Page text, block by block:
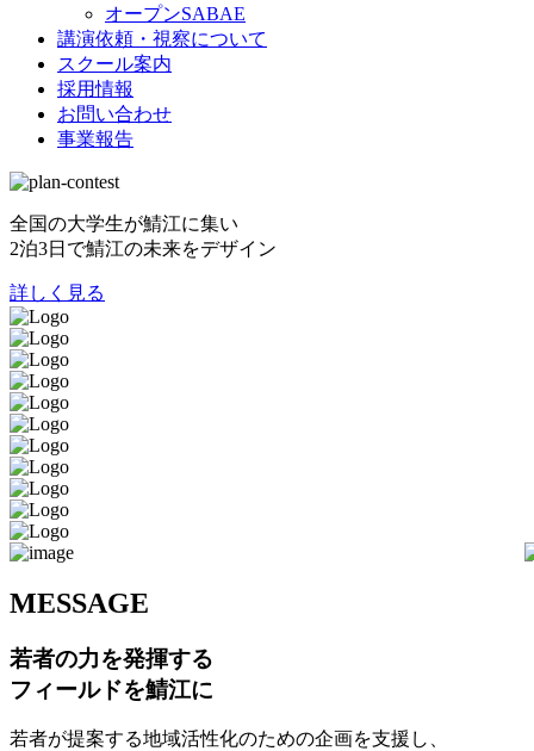
オープンSABAE
講演依頼・視察について
スクール案内
採用情報
お問い合わせ
事業報告
全国の大学生が鯖江に集い
2泊3日で鯖江の未来をデザイン
詳しく見る
MESSAGE
若者の力を発揮する
フィールドを鯖江に
若者が提案する地域活性化のための企画を支援し、